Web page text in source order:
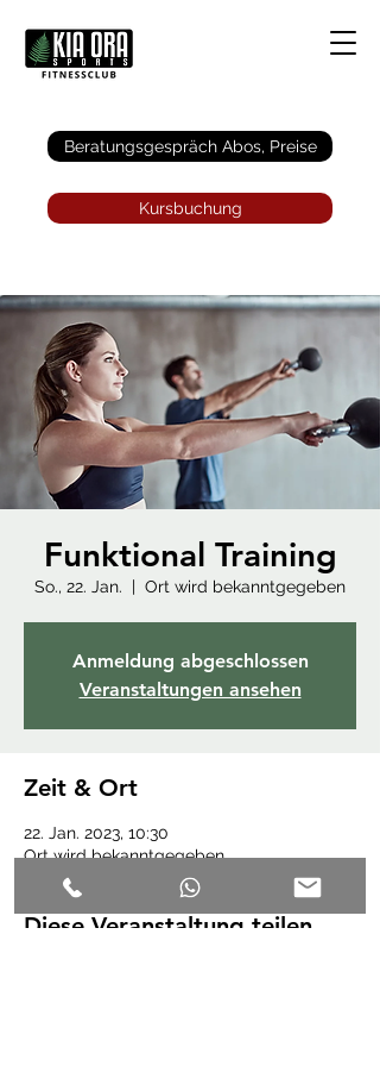
Beratungsgespräch Abos, Preise
Kursbuchung
Funktional Training
So., 22. Jan.
  |
Ort wird bekanntgegeben
Anmeldung abgeschlossen
Veranstaltungen ansehen
Zeit & Ort
22. Jan. 2023, 10:30
Ort wird bekanntgegeben
Diese Veranstaltung teilen